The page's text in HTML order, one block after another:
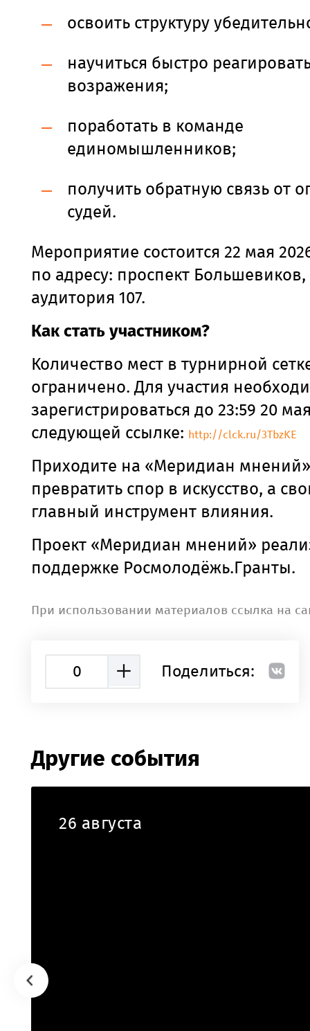
освоить структуру
научиться быстро
возражения;
поработать в команде
единомышленников;
получить обратную связь от
судей.
Мероприятие состоится 22 мая
по адресу: проспект Большевиков,
аудитория 107.
Как стать участником?
Количество мест в турнирной
ограничено. Для участия
зарегистрироваться до 23:59 20
следующей ссылке: http://clck.ru/3TbzKE
Приходите на «Меридиан
превратить спор в искусство, а
главный инструмент влияния.
Проект «Меридиан мнений»
поддержке Росмолодёжь.Гранты.
При использовании материалов ссылка на
0 Поделиться:
Другие события
26 августа